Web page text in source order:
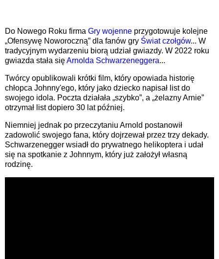
Do Nowego Roku firma Gry wojenne przygotowuje kolejne
„Ofensywę Noworoczną” dla fanów gry Świat czołgów... W
tradycyjnym wydarzeniu biorą udział gwiazdy. W 2022 roku
gwiazda stała sięArnolda Schwarzeneggera...
Twórcy opublikowali krótki film, który opowiada historię
chłopca Johnny'ego, który jako dziecko napisał list do
swojego idola. Poczta działała „szybko”, a „żelazny Arnie”
otrzymał list dopiero 30 lat później.
Niemniej jednak po przeczytaniu Arnold postanowił
zadowolić swojego fana, który dojrzewał przez trzy dekady.
Schwarzenegger wsiadł do prywatnego helikoptera i udał
się na spotkanie z Johnnym, który już założył własną
rodzinę.